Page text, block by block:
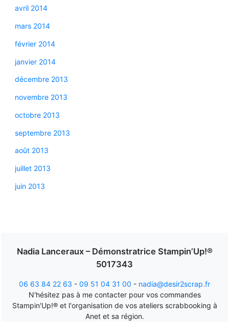
avril 2014
mars 2014
février 2014
janvier 2014
décembre 2013
novembre 2013
octobre 2013
septembre 2013
août 2013
juillet 2013
juin 2013
Nadia Lanceraux – Démonstratrice Stampin’Up!®
5017343
06 63 84 22 63 - 09 51 04 31 00 - nadia@desir2scrap.fr
N'hésitez pas à me contacter pour vos commandes
Stampin'Up!® et l'organisation de vos ateliers scrabbooking à
Anet et sa région.